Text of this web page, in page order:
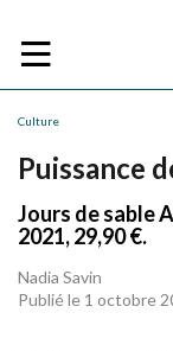
Culture
Puissance
Jours de sable
2021, 29,90 €.
Nadia Savin
Publié le 1 octobre